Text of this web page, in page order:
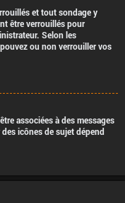
et tout sondage y
être verrouillés pour
Selon les
ou non verrouiller vos
associées à des messages
icônes de sujet dépend